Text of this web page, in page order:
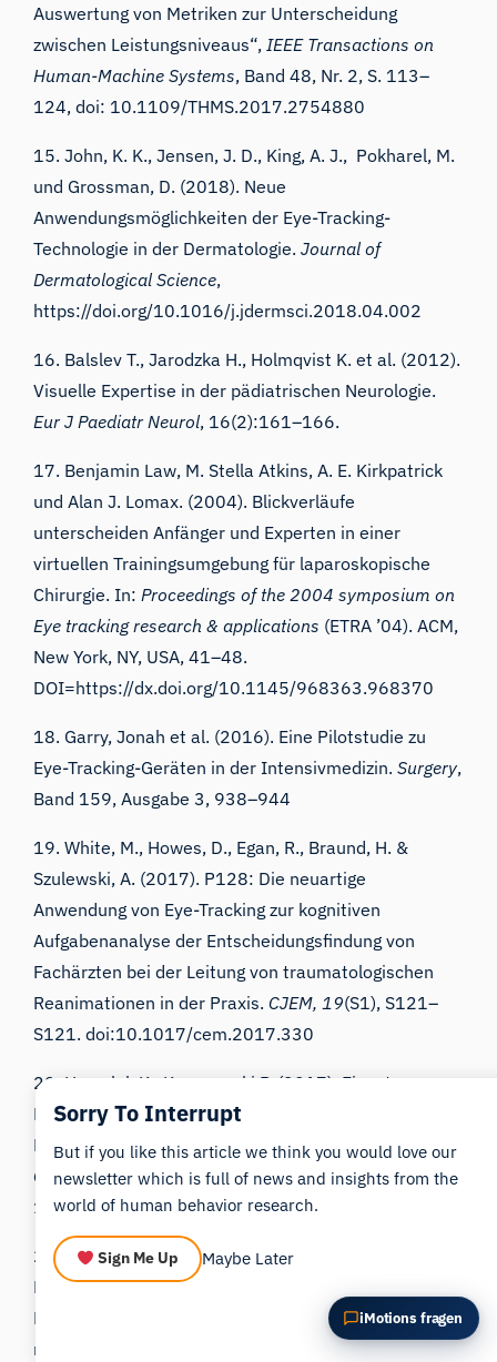
Auswertung von Metriken zur Unterscheidung
zwischen Leistungsniveaus“, IEEE Transactions on
Human-Machine Systems, Band 48, Nr. 2, S. 113–
124, doi: 10.1109/THMS.2017.2754880
15. John, K. K., Jensen, J. D., King, A. J., Pokharel, M.
und Grossman, D. (2018). Neue
Anwendungsmöglichkeiten der Eye-Tracking-
Technologie in der Dermatologie.Journal of
Dermatological Science,
https://doi.org/10.1016/j.jdermsci.2018.04.002
16. Balslev T., Jarodzka H., Holmqvist K. et al. (2012).
Visuelle Expertise in der pädiatrischen Neurologie.
Eur J Paediatr Neurol, 16(2):161–166.
17. Benjamin Law, M. Stella Atkins, A. E. Kirkpatrick
und Alan J. Lomax. (2004). Blickverläufe
unterscheiden Anfänger und Experten in einer
virtuellen Trainingsumgebung für laparoskopische
Chirurgie. In: Proceedings of the 2004 symposium on
Eye tracking research & applications (ETRA ’04). ACM,
New York, NY, USA, 41–48.
DOI=https://dx.doi.org/10.1145/968363.968370
18. Garry, Jonah et al. (2016). Eine Pilotstudie zu
Eye-Tracking-Geräten in der Intensivmedizin.Surgery,
Band 159, Ausgabe 3, 938–944
19. White, M., Howes, D., Egan, R., Braund, H. &
Szulewski, A. (2017). P128: Die neuartige
Anwendung von Eye-Tracking zur kognitiven
Aufgabenanalyse der Entscheidungsfindung von
Fachärzten bei der Leitung von traumatologischen
Reanimationen in der Praxis.CJEM, 19(S1), S121–
S121. doi:10.1017/cem.2017.330
20. Harezlak K., Kasprowski P. (2017). Einsatz von
Eye-Tracking in der Medizin: eine Übersicht,
Forschungsfragen und Herausforderungen.
Computerized Medical Imaging and Graphics.doi:
10.1016/j.compmedimag.2017.04.006.
21. Tseng P.-H., Cameron I. G. M., Pari G., Reynolds J.
N., Munoz D. P., Itti L. (2013). Hochdurchsatz-
Klassifizierung klinischer Populationen anhand
natürlicher Blickbewegungen.
Journal of Neurology.
iMotions fragen
iMotions Forschungsassistent
Produkten, Sensoren, SDKs, Ressourcen oder
beschreiben Sie, was Sie untersuchen möchten.
Ich schlage nützliche nächste Fragen vor, basierend
auf dem, was Sie fragen.
FRAGEN SIE ZU DIESEM ARTIKEL
Diesen Artikel zusammenfassen
Warum ist das wichtig?
Wie könnte ich das anwenden?
Sorry To Interrupt
But if you like this article we think you would love our
newsletter which is full of news and insights from the
world of human behavior research.
Sign Me Up Maybe Later